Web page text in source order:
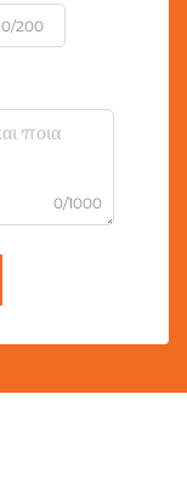
0/200
0/1000